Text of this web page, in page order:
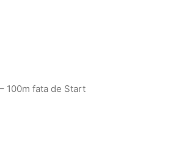
100m fata de Start